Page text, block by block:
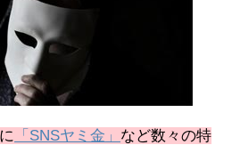
「SNSヤミ金」 など数々の特